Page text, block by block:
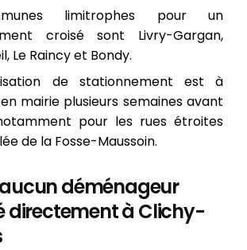
limitrophes pour un
croisé sont Livry-Gargan,
Le Raincy et Bondy.
de stationnement est à
mairie plusieurs semaines avant
pour les rues étroites
de la Fosse-Maussoin.
déménageur
directement à Clichy-